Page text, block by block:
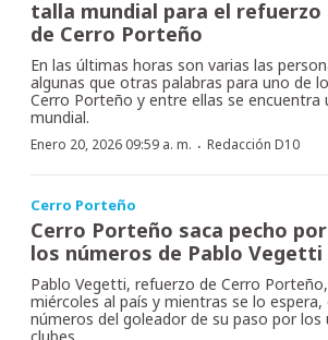
talla mundial para el refuerzo
de Cerro Porteño
En las últimas horas son varias las
algunas que otras palabras para uno de
Cerro Porteño y entre ellas se encuentra
mundial.
Enero 20, 2026 09:59 a. m. · Redacción D10
Cerro Porteño
Cerro Porteño saca pecho por
los números de Pablo Vegetti
Pablo Vegetti, refuerzo de Cerro
miércoles al país y mientras se lo
números del goleador de su paso por
clubes.